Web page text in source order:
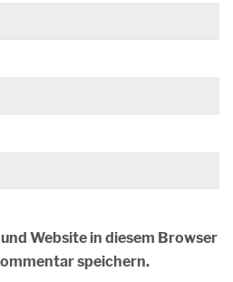
Website in diesem Browser
speichern.